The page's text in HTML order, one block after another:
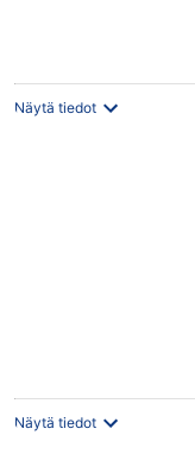
Näytä tiedot
Näytä tiedot